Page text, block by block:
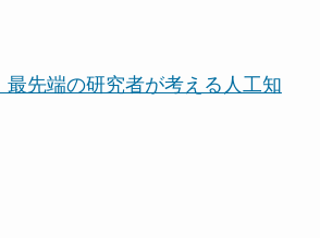
最先端の研究者が考える人工知